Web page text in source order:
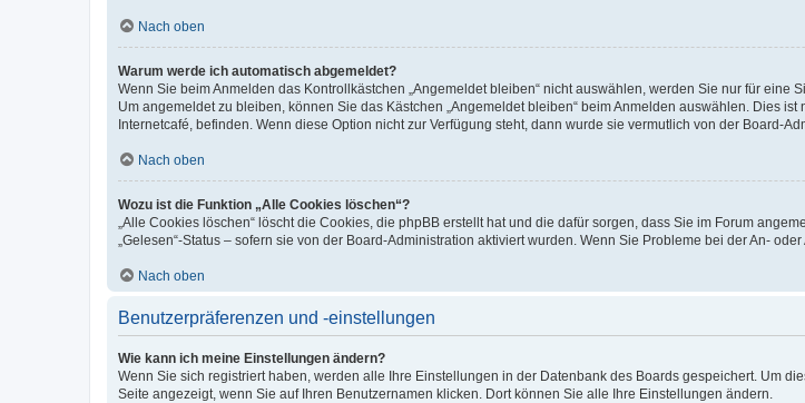
Nach oben
Warum werde ich automatisch abgemeldet?
Wenn Sie beim Anmelden das Kontrollkästchen „Angemeldet bleiben“ nicht auswählen, werden Sie nur für
Um angemeldet zu bleiben, können Sie das Kästchen „Angemeldet bleiben“ beim Anmelden auswählen. Dies
Internetcafé, befinden. Wenn diese Option nicht zur Verfügung steht, dann wurde sie vermutlich von der Board-
Nach oben
Wozu ist die Funktion „Alle Cookies löschen“?
„Alle Cookies löschen“ löscht die Cookies, die phpBB erstellt hat und die dafür sorgen, dass Sie im Forum
„Gelesen“-Status – sofern sie von der Board-Administration aktiviert wurden. Wenn Sie Probleme bei der An-
Nach oben
Benutzerpräferenzen und -einstellungen
Wie kann ich meine Einstellungen ändern?
Wenn Sie sich registriert haben, werden alle Ihre Einstellungen in der Datenbank des Boards gespeichert. Um
Seite angezeigt, wenn Sie auf Ihren Benutzernamen klicken. Dort können Sie alle Ihre Einstellungen ändern.